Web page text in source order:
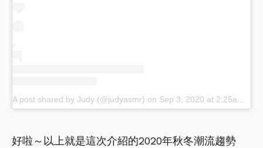
A post shared by Judy (@judyasmr) on Sep 3, 2020 at 2:25am PDT
好啦～以上就是這次介紹的2020年秋冬潮流趨勢